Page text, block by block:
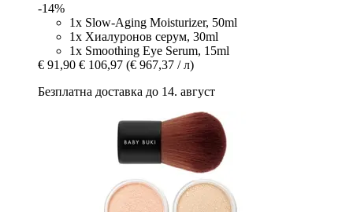
-14%
1x Slow-Aging Moisturizer, 50ml
1x Хиалуронов серум, 30ml
1x Smoothing Eye Serum, 15ml
€ 91,90 € 106,97 (€ 967,37 / л)
Безплатна доставка до 14. август